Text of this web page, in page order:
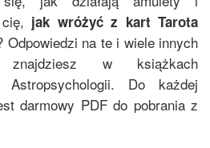
jak wróżyć z kart Tarota
Odpowiedzi na te i wiele innych
znajdziesz w książkach
Astropsychologii. Do każdej
darmowy PDF do pobrania z